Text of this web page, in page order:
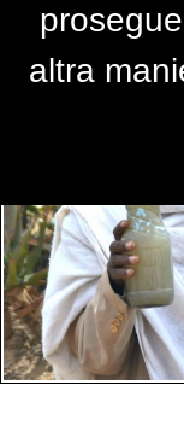
altra